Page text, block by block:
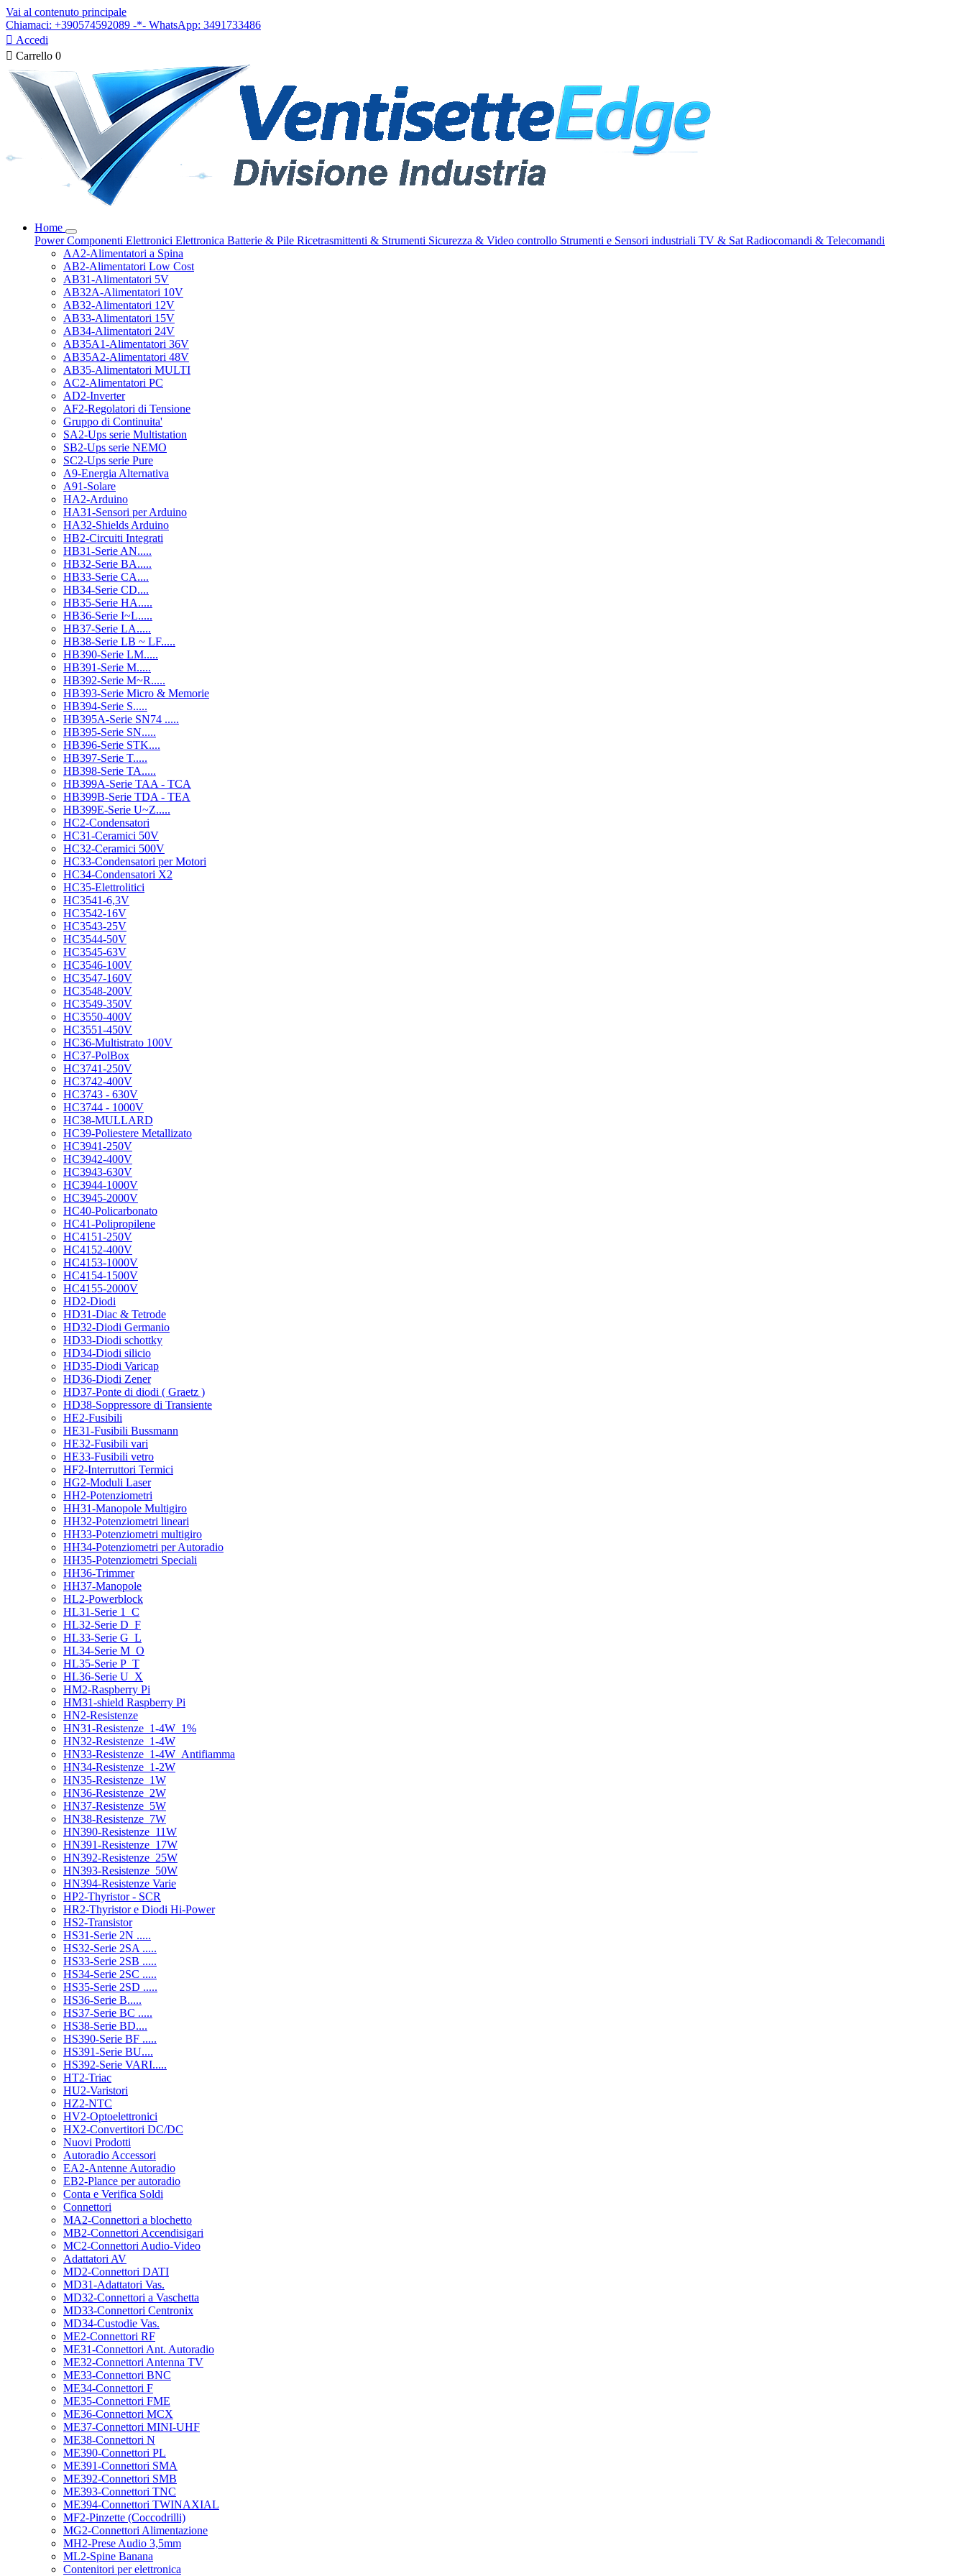
Vai al contenuto principale
Chiamaci: +390574592089 -*- WhatsApp: 3491733486
 Accedi
 Carrello 0
Home
PowerComponenti Elettronici Elettronica Batterie & Pile Ricetrasmittenti & Strumenti Sicurezza & Video controllo Strumenti e Sensori industriali TV & Sat Radiocomandi & Telecomandi
AA2-Alimentatori a Spina
AB2-Alimentatori Low Cost
AB31-Alimentatori 5V
AB32A-Alimentatori 10V
AB32-Alimentatori 12V
AB33-Alimentatori 15V
AB34-Alimentatori 24V
AB35A1-Alimentatori 36V
AB35A2-Alimentatori 48V
AB35-Alimentatori MULTI
AC2-Alimentatori PC
AD2-Inverter
AF2-Regolatori di Tensione
Gruppo di Continuita'
SA2-Ups serie Multistation
SB2-Ups serie NEMO
SC2-Ups serie Pure
A9-Energia Alternativa
A91-Solare
HA2-Arduino
HA31-Sensori per Arduino
HA32-Shields Arduino
HB2-Circuiti Integrati
HB31-Serie AN.....
HB32-Serie BA.....
HB33-Serie CA....
HB34-Serie CD....
HB35-Serie HA.....
HB36-Serie I~L.....
HB37-Serie LA.....
HB38-Serie LB ~ LF.....
HB390-Serie LM.....
HB391-Serie M.....
HB392-Serie M~R.....
HB393-Serie Micro & Memorie
HB394-Serie S.....
HB395A-Serie SN74 .....
HB395-Serie SN.....
HB396-Serie STK....
HB397-Serie T.....
HB398-Serie TA.....
HB399A-Serie TAA - TCA
HB399B-Serie TDA - TEA
HB399E-Serie U~Z.....
HC2-Condensatori
HC31-Ceramici 50V
HC32-Ceramici 500V
HC33-Condensatori per Motori
HC34-Condensatori X2
HC35-Elettrolitici
HC3541-6,3V
HC3542-16V
HC3543-25V
HC3544-50V
HC3545-63V
HC3546-100V
HC3547-160V
HC3548-200V
HC3549-350V
HC3550-400V
HC3551-450V
HC36-Multistrato 100V
HC37-PolBox
HC3741-250V
HC3742-400V
HC3743 - 630V
HC3744 - 1000V
HC38-MULLARD
HC39-Poliestere Metallizato
HC3941-250V
HC3942-400V
HC3943-630V
HC3944-1000V
HC3945-2000V
HC40-Policarbonato
HC41-Polipropilene
HC4151-250V
HC4152-400V
HC4153-1000V
HC4154-1500V
HC4155-2000V
HD2-Diodi
HD31-Diac & Tetrode
HD32-Diodi Germanio
HD33-Diodi schottky
HD34-Diodi silicio
HD35-Diodi Varicap
HD36-Diodi Zener
HD37-Ponte di diodi ( Graetz )
HD38-Soppressore di Transiente
HE2-Fusibili
HE31-Fusibili Bussmann
HE32-Fusibili vari
HE33-Fusibili vetro
HF2-Interruttori Termici
HG2-Moduli Laser
HH2-Potenziometri
HH31-Manopole Multigiro
HH32-Potenziometri lineari
HH33-Potenziometri multigiro
HH34-Potenziometri per Autoradio
HH35-Potenziometri Speciali
HH36-Trimmer
HH37-Manopole
HL2-Powerblock
HL31-Serie 1_C
HL32-Serie D_F
HL33-Serie G_L
HL34-Serie M_O
HL35-Serie P_T
HL36-Serie U_X
HM2-Raspberry Pi
HM31-shield Raspberry Pi
HN2-Resistenze
HN31-Resistenze_1-4W_1%
HN32-Resistenze_1-4W
HN33-Resistenze_1-4W_Antifiamma
HN34-Resistenze_1-2W
HN35-Resistenze_1W
HN36-Resistenze_2W
HN37-Resistenze_5W
HN38-Resistenze_7W
HN390-Resistenze_11W
HN391-Resistenze_17W
HN392-Resistenze_25W
HN393-Resistenze_50W
HN394-Resistenze Varie
HP2-Thyristor - SCR
HR2-Thyristor e Diodi Hi-Power
HS2-Transistor
HS31-Serie 2N .....
HS32-Serie 2SA .....
HS33-Serie 2SB .....
HS34-Serie 2SC .....
HS35-Serie 2SD .....
HS36-Serie B.....
HS37-Serie BC .....
HS38-Serie BD....
HS390-Serie BF .....
HS391-Serie BU....
HS392-Serie VARI.....
HT2-Triac
HU2-Varistori
HZ2-NTC
HV2-Optoelettronici
HX2-Convertitori DC/DC
Nuovi Prodotti
Autoradio Accessori
EA2-Antenne Autoradio
EB2-Plance per autoradio
Conta e Verifica Soldi
Connettori
MA2-Connettori a blochetto
MB2-Connettori Accendisigari
MC2-Connettori Audio-Video
Adattatori AV
MD2-Connettori DATI
MD31-Adattatori Vas.
MD32-Connettori a Vaschetta
MD33-Connettori Centronix
MD34-Custodie Vas.
ME2-Connettori RF
ME31-Connettori Ant. Autoradio
ME32-Connettori Antenna TV
ME33-Connettori BNC
ME34-Connettori F
ME35-Connettori FME
ME36-Connettori MCX
ME37-Connettori MINI-UHF
ME38-Connettori N
ME390-Connettori PL
ME391-Connettori SMA
ME392-Connettori SMB
ME393-Connettori TNC
ME394-Connettori TWINAXIAL
MF2-Pinzette (Coccodrilli)
MG2-Connettori Alimentazione
MH2-Prese Audio 3,5mm
ML2-Spine Banana
Contenitori per elettronica